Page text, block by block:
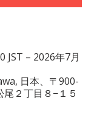
JST – 2026年7月
日本、〒900-
２丁目８−１５